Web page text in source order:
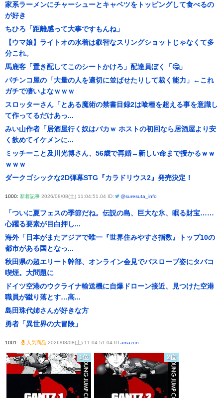
家系ラーメンにチャーシューとキャベツをトッピングして食べるの
が好き
ちひろ「距離感って大事ですもんね」
【ウマ娘】ライトオの水着は叡智なスリングショットじゃなくて多
分これ。
馬鹿客「置き配してこのシートかけろ」配達員ぼく「🤔」
パチンコ屋の「大量の人を適切に並ばせたりして裁く能力」←これ
ガチで凄いよなｗｗｗ
スロッターさん「とある魔術の禁書目録2は喰種を超える事を意識し
て作ってるだけあっ...
みい山作者「居酒屋行く奴はバカｗ ホストの初回なら居酒屋より安
く飲めてイケメンに...
ミッチーこと及川光博さん、56歳で再婚→新しい命まで授かるｗｗ
ｗｗｗ
ダークゴシックな2D弾幕STG『カラドリウス2』発売決定！
1000: 新着記事 2026/08/08(土) 11:04:51.04 ID: @suresuta_info
「ついに夏フェスの季節だね。伝説の島、巨大な氷、眠る財宝……
心躍る要素が目白押し...
海外「日本がまたアジアで唯一『世界住みやすさ指数』トップ10の
都市がある国となっ...
秋田県の超エリート幹部、オンライン会見でバスローブ姿にタバコ
喫煙。大問題に
ドイツ空港のウクライナ輸送機に自爆ドローン接近、見つけた空港
職員が蹴り落とす…高...
島田珠代姉さんが好きな方
勇者「異世界の大冒険」
1001: 人気商品2026/08/08(土) 11:04:51.04 ID:amazon
1位 2位